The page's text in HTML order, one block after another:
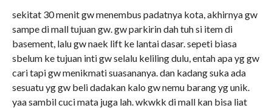
sekitat 30 menit gw menembus padatnya kota, akhirnya gw
sampe di mall tujuan gw. gw parkirin dah tuh si item di
basement, lalu gw naek lift ke lantai dasar. sepeti biasa
sbelum ke tujuan inti gw selalu keliling dulu, entah apa yg gw
cari tapi gw menikmati suasananya. dan kadang suka ada
sesuatu yg gw beli dadakan kalo gw nemu barang yg unik.
yaa sambil cuci mata juga lah. wkwkk di mall kan bisa liat